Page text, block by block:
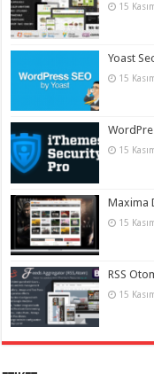
15
Yoast
15
15
Maxima
15
RSS
15